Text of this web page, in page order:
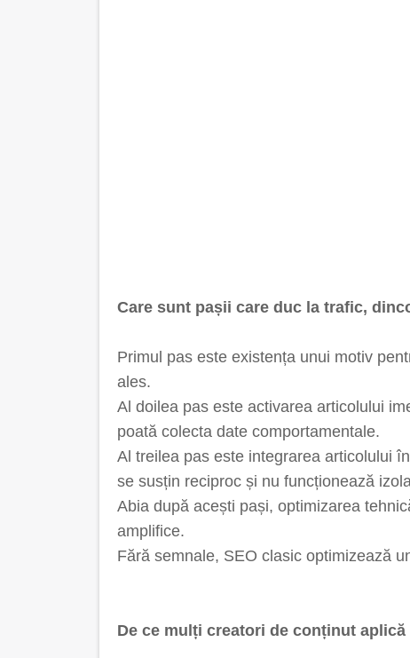
Care sunt pașii care duc la trafic,
Primul pas este existența unui motiv
ales.
Al doilea pas este activarea articolului
poată colecta date comportamentale.
Al treilea pas este integrarea articolului
se susțin reciproc și nu funcționează
Abia după acești pași, optimizarea
amplifice.
Fără semnale, SEO clasic optimizează
De ce mulți creatori de conținut